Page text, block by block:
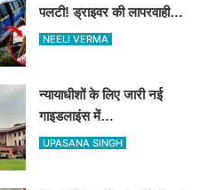
पलटी! ड्राइवर की लापरवाही से
15 लोग हुए घायल
NEELI VERMA
न्यायाधीशों के लिए जारी नई
गाइडलाइंस में
'प्राॅसीक्यूट्रिक्स', 'लज्जा भंग'
UPASANA SINGH